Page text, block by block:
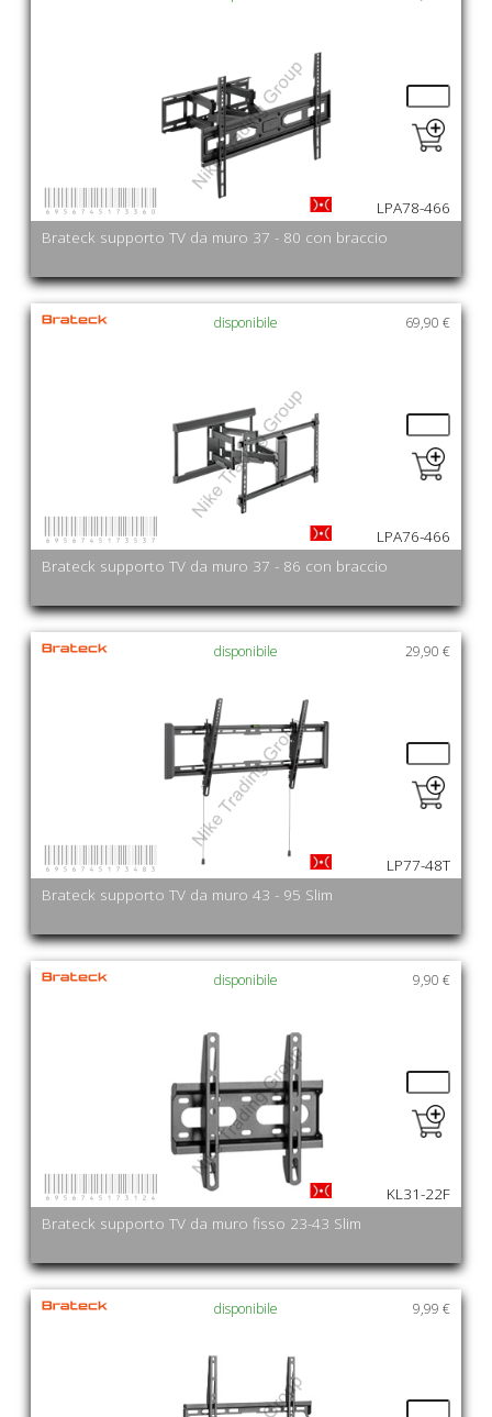
Brateck supporto TV da muro 37 - 80 con braccio
LPA78-466
69,90 €
Brateck supporto TV da muro 37 - 86 con braccio
disponibile
LPA76-466
29,90 €
Brateck supporto TV da muro 43 - 95 Slim
disponibile
LP77-48T
9,90 €
Brateck supporto TV da muro fisso 23-43 Slim
disponibile
KL31-22F
9,99 €
disponibile